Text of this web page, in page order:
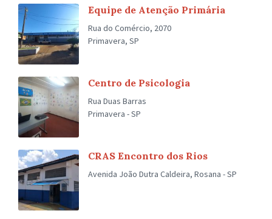
Equipe de Atenção Primária
Rua do Comércio, 2070
Primavera, SP
Centro de Psicologia
Rua Duas Barras
Primavera - SP
CRAS Encontro dos Rios
Avenida João Dutra Caldeira, Rosana - SP